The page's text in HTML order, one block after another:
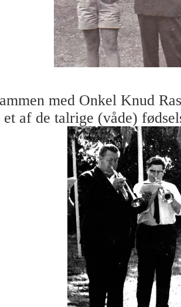
med Onkel Knud
et af de talrige (våde)